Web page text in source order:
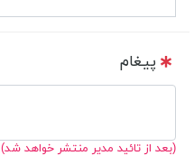
پیغام
(بعد از تائید مدیر منتشر خواهد شد)